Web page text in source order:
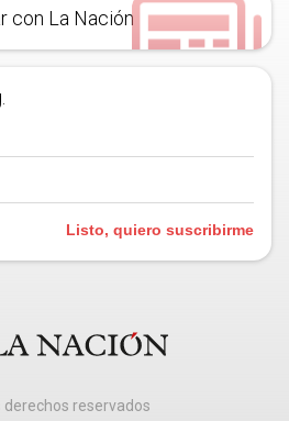
con La Nación
Listo, quiero suscribirme
derechos reservados